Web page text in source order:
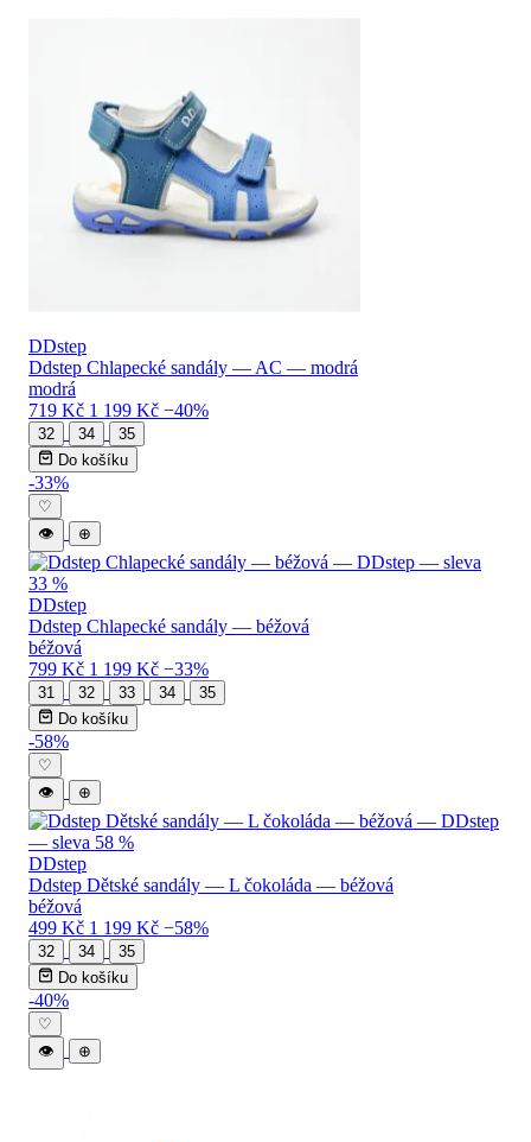
DDstep
Ddstep Chlapecké sandály — AC — modrá
modrá
719 Kč 1 199 Kč −40%
32 34
35
Do košíku
-33%
♡
👁
⊕
DDstep
Ddstep Chlapecké sandály — béžová
béžová
799 Kč 1 199 Kč −33%
31 32 33 34
35
Do košíku
-58%
♡
👁
⊕
DDstep
Ddstep Dětské sandály — L čokoláda — béžová
béžová
499 Kč 1 199 Kč −58%
32 34
35
Do košíku
-40%
♡
👁
⊕